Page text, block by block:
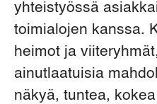
yhteistyössä
toimialojen kanssa.
heimot ja
ainutlaatuisia
näkyä, tuntea,